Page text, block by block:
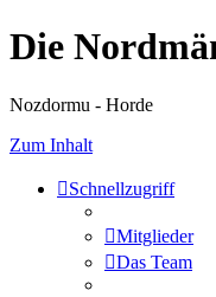
Die
Nozdormu - Horde
Zum Inhalt
Schnellzugriff
Mitglieder
Das Team